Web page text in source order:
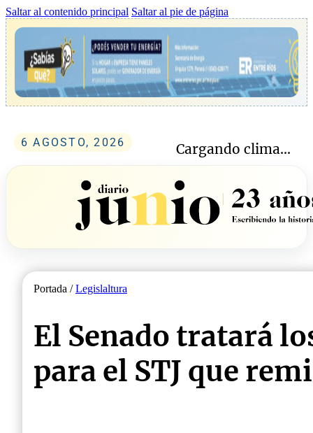
Saltar al contenido principal Saltar al pie de página
6 AGOSTO, 2026 Cargando clima...
Portada /Legislaltura
El Senado tratará
para el STJ que